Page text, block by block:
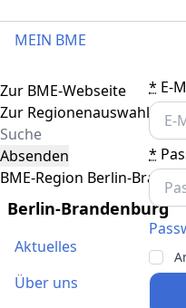
MEIN BME
* E-
*
Toggle navigation
Zur BME-Webseite
Zur Regionenauswahl
Absenden
BME-Region Berlin-
Berlin-Brandenburg
Aktuelles
Über uns